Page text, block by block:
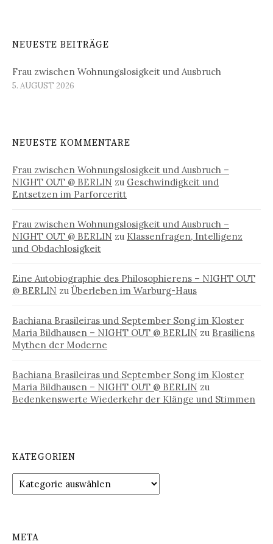
NEUESTE BEITRÄGE
Frau zwischen Wohnungslosigkeit und Ausbruch
5. AUGUST 2026
NEUESTE KOMMENTARE
Frau zwischen Wohnungslosigkeit und Ausbruch –
NIGHT OUT @ BERLIN zu Geschwindigkeit und
Entsetzen im Parforceritt
Frau zwischen Wohnungslosigkeit und Ausbruch –
NIGHT OUT @ BERLIN zu Klassenfragen, Intelligenz
und Obdachlosigkeit
Eine Autobiographie des Philosophierens – NIGHT OUT
@ BERLIN zu Überleben im Warburg-Haus
Bachiana Brasileiras und September Song im Kloster
Maria Bildhausen – NIGHT OUT @ BERLIN zu Brasiliens
Mythen der Moderne
Bachiana Brasileiras und September Song im Kloster
Maria Bildhausen – NIGHT OUT @ BERLIN zu
Bedenkenswerte Wiederkehr der Klänge und Stimmen
KATEGORIEN
Kategorien
META